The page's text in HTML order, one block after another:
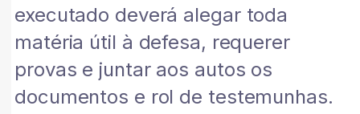
executado deverá alegar toda
matéria útil à defesa, requerer
provas e juntar aos autos os
documentos e rol de testemunhas.